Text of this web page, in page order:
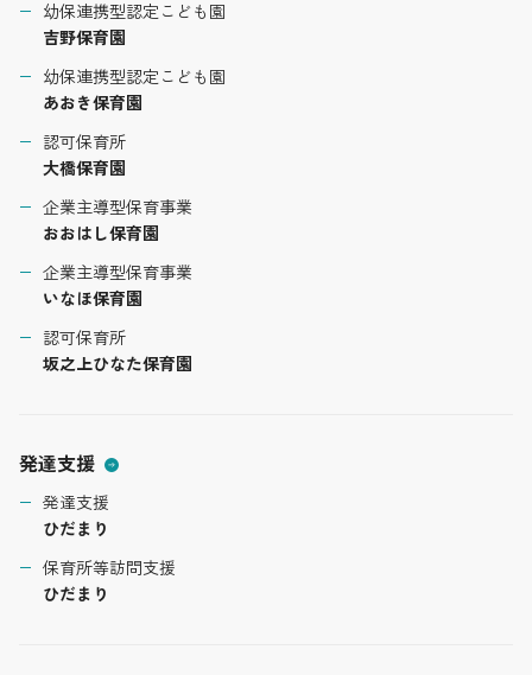
幼保連携型認定こども園
吉野保育園
幼保連携型認定こども園
あおき保育園
認可保育所
大橋保育園
企業主導型保育事業
おおはし保育園
企業主導型保育事業
いなほ保育園
認可保育所
坂之上ひなた保育園
発達支援
発達支援
ひだまり
保育所等訪問支援
ひだまり